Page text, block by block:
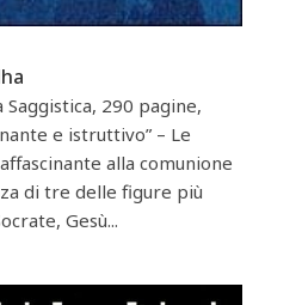
Saggistica, 290 pagine,
e istruttivo” – Le
alla comunione
di tre delle figure più
Gesù...